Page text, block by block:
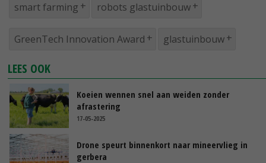
smart farming robots glastuinbouw
GreenTech Innovation Award glastuinbouw
LEES OOK
Koeien wennen snel aan weiden zonder
afrastering
17-05-2025
Drone speurt binnenkort naar mineervlieg in
gerbera